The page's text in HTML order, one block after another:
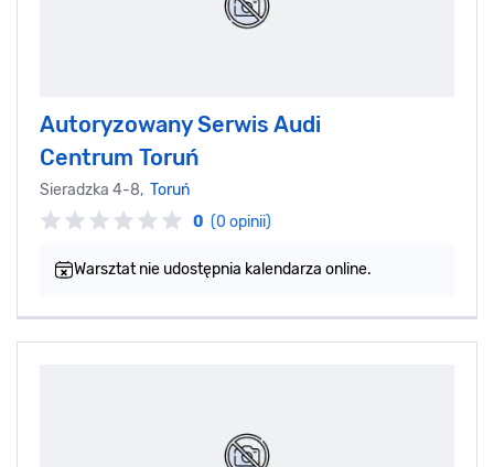
Autoryzowany Serwis Audi
Centrum Toruń
Sieradzka 4-8, Toruń
0 (0 opinii)
Warsztat nie udostępnia kalendarza online.